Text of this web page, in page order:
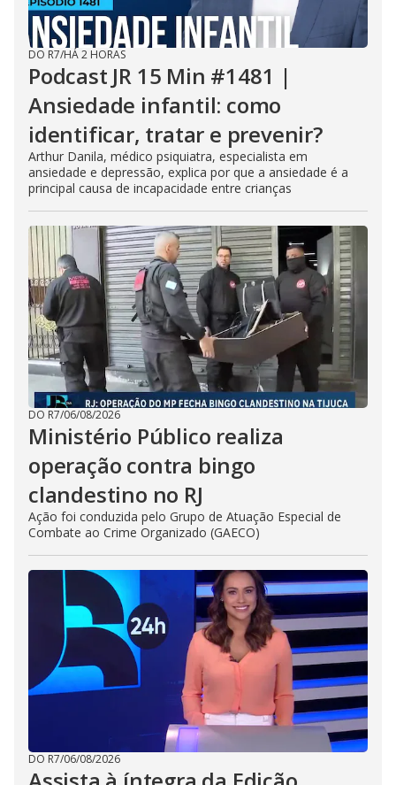
DO R7/HÁ 2 HORAS
Podcast JR 15 Min #1481 |
Ansiedade infantil: como
identificar, tratar e prevenir?
Arthur Danila, médico psiquiatra, especialista em
ansiedade e depressão, explica por que a ansiedade é a
principal causa de incapacidade entre crianças
DO R7/06/08/2026
Ministério Público realiza
operação contra bingo
clandestino no RJ
Ação foi conduzida pelo Grupo de Atuação Especial de
Combate ao Crime Organizado (GAECO)
DO R7/06/08/2026